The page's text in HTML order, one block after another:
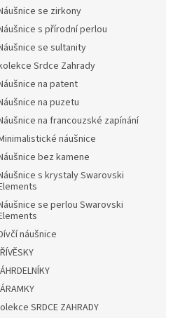
se zirkony
s přírodní perlou
se sultanity
Srdce Zahrady
na patent
na puzetu
na francouzské zapínání
náušnice
bez kamene
s krystaly Swarovski
se perlou Swarovski
náušnice
SRDCE ZAHRADY